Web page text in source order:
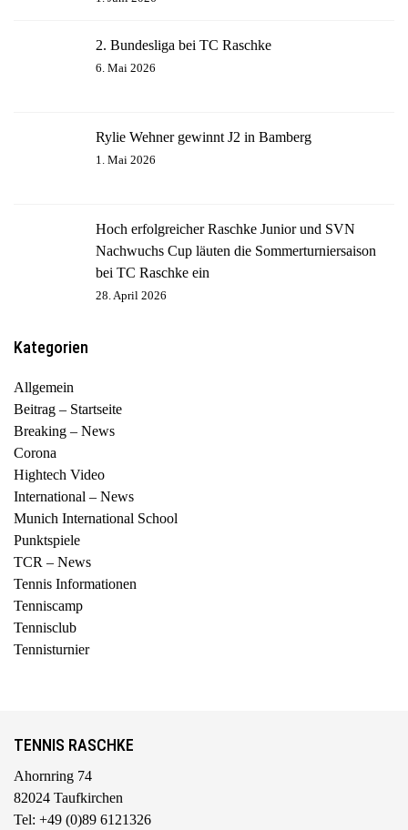
2. Bundesliga bei TC Raschke
6. Mai 2026
Rylie Wehner gewinnt J2 in Bamberg
1. Mai 2026
Hoch erfolgreicher Raschke Junior und SVN
Nachwuchs Cup läuten die Sommerturniersaison
bei TC Raschke ein
28. April 2026
Kategorien
Allgemein
Beitrag – Startseite
Breaking – News
Corona
Hightech Video
International – News
Munich International School
Punktspiele
TCR – News
Tennis Informationen
Tenniscamp
Tennisclub
Tennisturnier
TENNIS RASCHKE
Ahornring 74
82024 Taufkirchen
Tel: +49 (0)89 6121326